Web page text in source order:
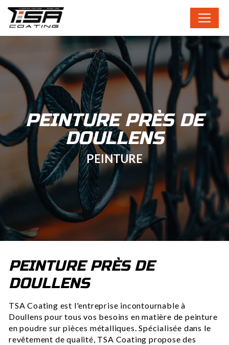
PEINTURE PRÈS DE
DOULLENS
PEINTURE
PEINTURE PRÈS DE
DOULLENS
TSA Coating est l'entreprise incontournable à
Doullens pour tous vos besoins en matière de peinture
en poudre sur pièces métalliques. Spécialisée dans le
revêtement de qualité, TSA Coating propose des
Panneau de gestion des cookies